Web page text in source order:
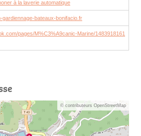
à la laverie automatique
gardiennage-bateaux-bonifacio.fr
pages/M%C3%A9canic-Marine/1483918161
© contributeurs OpenStreetMap